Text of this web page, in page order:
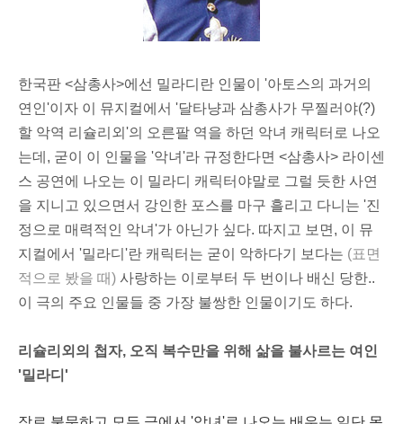
한국판 <삼총사>에선 밀라디란 인물이 '아토스의 과거의
연인'이자 이 뮤지컬에서 '달타냥과 삼총사가 무찔러야(?)
할 악역 리슐리외'의 오른팔 역을 하던 악녀 캐릭터로 나오
는데, 굳이 이 인물을 '악녀'라 규정한다면 <삼총사> 라이센
스 공연에 나오는 이 밀라디 캐릭터야말로 그럴 듯한 사연
을 지니고 있으면서 강인한 포스를 마구 흘리고 다니는 '진
정으로 매력적인 악녀'가 아닌가 싶다. 따지고 보면, 이 뮤
지컬에서 '밀라디'란 캐릭터는 굳이 악하다기 보다는 (표면
적으로 봤을 때) 사랑하는 이로부터 두 번이나 배신 당한..
이 극의 주요 인물들 중 가장 불쌍한 인물이기도 하다.
리슐리외의 첩자, 오직 복수만을 위해 삶을 불사르는 여인
'밀라디'